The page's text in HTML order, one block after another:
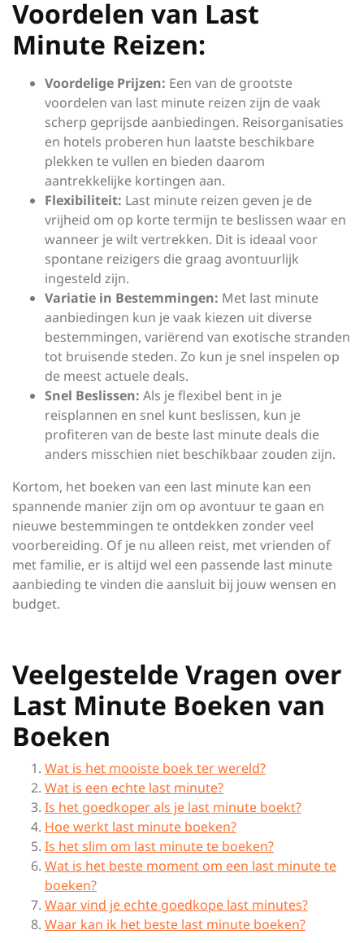
Voordelen van Last
Minute Reizen:
Voordelige Prijzen: Een van de grootste
voordelen van last minute reizen zijn de vaak
scherp geprijsde aanbiedingen. Reisorganisaties
en hotels proberen hun laatste beschikbare
plekken te vullen en bieden daarom
aantrekkelijke kortingen aan.
Flexibiliteit: Last minute reizen geven je de
vrijheid om op korte termijn te beslissen waar en
wanneer je wilt vertrekken. Dit is ideaal voor
spontane reizigers die graag avontuurlijk
ingesteld zijn.
Variatie in Bestemmingen: Met last minute
aanbiedingen kun je vaak kiezen uit diverse
bestemmingen, variërend van exotische stranden
tot bruisende steden. Zo kun je snel inspelen op
de meest actuele deals.
Snel Beslissen: Als je flexibel bent in je
reisplannen en snel kunt beslissen, kun je
profiteren van de beste last minute deals die
anders misschien niet beschikbaar zouden zijn.
Kortom, het boeken van een last minute kan een
spannende manier zijn om op avontuur te gaan en
nieuwe bestemmingen te ontdekken zonder veel
voorbereiding. Of je nu alleen reist, met vrienden of
met familie, er is altijd wel een passende last minute
aanbieding te vinden die aansluit bij jouw wensen en
budget.
Veelgestelde Vragen over
Last Minute Boeken van
Boeken
Wat is het mooiste boek ter wereld?
Wat is een echte last minute?
Is het goedkoper als je last minute boekt?
Hoe werkt last minute boeken?
Is het slim om last minute te boeken?
Wat is het beste moment om een last minute te
boeken?
Waar vind je echte goedkope last minutes?
Waar kan ik het beste last minute boeken?